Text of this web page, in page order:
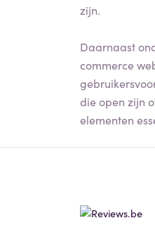
zijn.
Daarnaast
commerce
die open zijn
elementen